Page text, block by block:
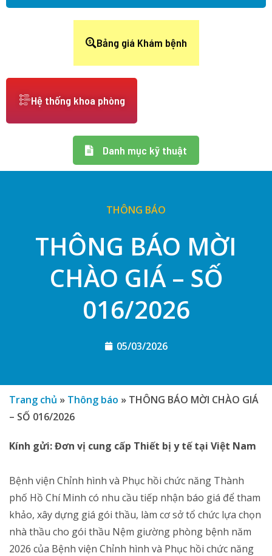
Bảng giá Khám bệnh
Hệ thống khoa phòng
Danh mục kỹ thuật
THÔNG BÁO
THÔNG BÁO MỜI
CHÀO GIÁ – SỐ
016/2026
05/03/2026
Trang chủ » Thông báo » THÔNG BÁO MỜI CHÀO GIÁ
– SỐ 016/2026
Kính gửi:Đơn vị cung cấp Thiết bị y tếtại Việt Nam
Bệnh viện Chỉnh hình và Phục hồi chức năng Thành
phố Hồ Chí Minh có nhu cầu tiếp nhận báo giá để tham
khảo, xây dựng giá gói thầu, làm cơ sở tổ chức lựa chọn
nhà thầu cho gói thầu Nệm giường phòng bệnh năm
2026 của Bệnh viện Chỉnh hình và Phục hồi chức năng